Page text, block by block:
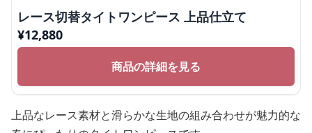
レース切替タイトワンピース 上品仕立て
¥12,880
商品の詳細を見る
上品なレース素材と滑らかな生地の組み合わせが魅力的な